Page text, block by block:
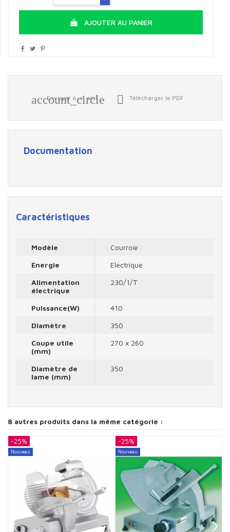
AJOUTER AU PANIER
account_circle
Envoyer à un ami  Télécharger le PDF
Documentation
Caractéristiques
Modèle
Courroie
Energie
Electrique
Alimentation
électrique
230/1/T
Puissance(W)
410
Diamètre
350
Coupe utile
(mm)
270 x 260
Diamètre de
lame (mm)
350
8 autres produits dans la même catégorie :
-25%
Nouveau
-25%
Nouveau